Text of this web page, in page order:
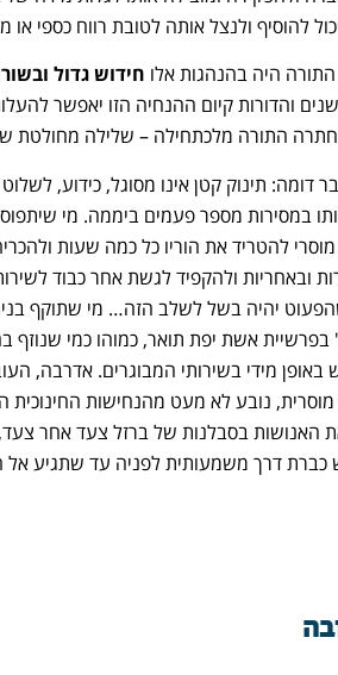
להוסיף ולנצל אותה לטובת רווח כספי או
היה בהנהגות אלו חידוש גדול
והדורות קיום ההנחיה הזו יאפשר
התורה מלכתחילה – שלילה מחולטת
תינוק קטן אינו מסוגל, כידוע, לשלוט
במסירות מספר פעמים ביממה. מי שיתפוס
מוסרי להטריד את הוריו כל כמה שעות
ובאחריות ולהקפיד לגשת אחר כבוד
יהיה בשל לשלב הזה… מי שתוקף
בפרשיית אשת יפת תואר, כמוהו כמי שנוזף
מידי בשירותי המבוגרים. אדרבה,
האנושות בסבלנות של ברזל צעד אחר
יש כברת דרך משמעותית לפניה עד שתגיע